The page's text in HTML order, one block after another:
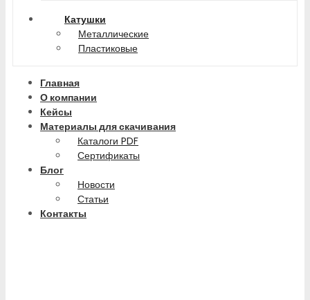
Катушки
Металлические
Пластиковые
Главная
О компании
Кейсы
Материалы для скачивания
Каталоги PDF
Сертификаты
Блог
Новости
Статьи
Контакты